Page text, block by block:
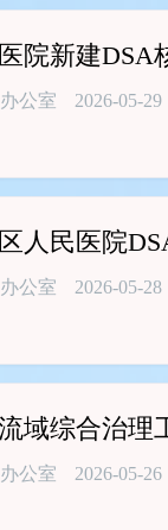
院新建DSA
公室 2026-05-29
人民医院
公室 2026-05-28
域综合治理
公室 2026-05-26